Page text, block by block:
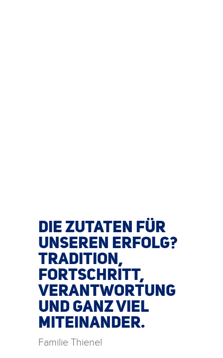
DIE ZUTATEN FÜR
UNSEREN ERFOLG?
TRADITION,
FORTSCHRITT,
VERANTWORTUNG
UND GANZ VIEL
MITEINANDER.
Familie Thienel